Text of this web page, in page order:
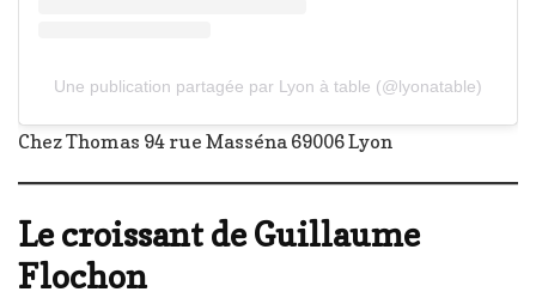
Une publication partagée par Lyon à table (@lyonatable)
Chez Thomas 94 rue Masséna 69006 Lyon
Le croissant de Guillaume
Flochon